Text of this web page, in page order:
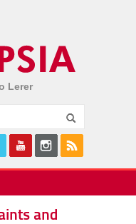
Lerer
and